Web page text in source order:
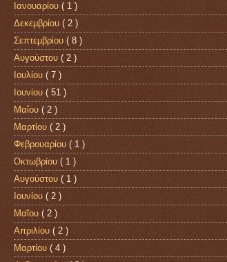
Ιανουαρίου ( 1 )
Δεκεμβρίου ( 2 )
Σεπτεμβρίου ( 8 )
Αυγούστου ( 2 )
Ιουλίου ( 7 )
Ιουνίου ( 51 )
Μαΐου ( 2 )
Μαρτίου ( 2 )
Φεβρουαρίου ( 1 )
Οκτωβρίου ( 1 )
Αυγούστου ( 1 )
Ιουνίου ( 2 )
Μαΐου ( 2 )
Απριλίου ( 2 )
Μαρτίου ( 4 )